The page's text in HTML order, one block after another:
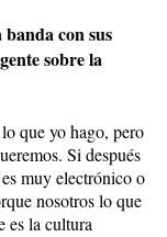
banda con sus
sobre la
que yo hago, pero
Si después
muy electrónico o
nosotros lo que
es la cultura